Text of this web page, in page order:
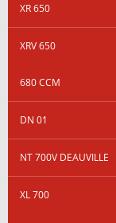
XR 650
XRV 650
680 CCM
DN 01
NT 700V DEAUVILLE
XL 700